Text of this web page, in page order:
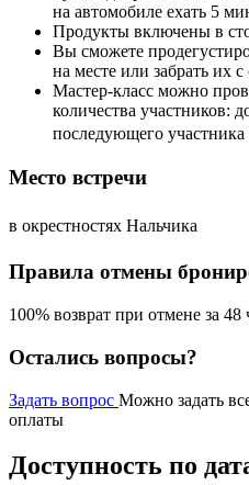
на автомобиле ехать 5
Продукты включены в
Вы сможете
на месте или забрать их с
Мастер-класс можно
количества участников:
последующего участника
Место встречи
в окрестностях Нальчика
Правила отмены
100% возврат при отмене за 48
Остались вопросы?
Задать вопрос Можно задать
оплаты
Доступность по